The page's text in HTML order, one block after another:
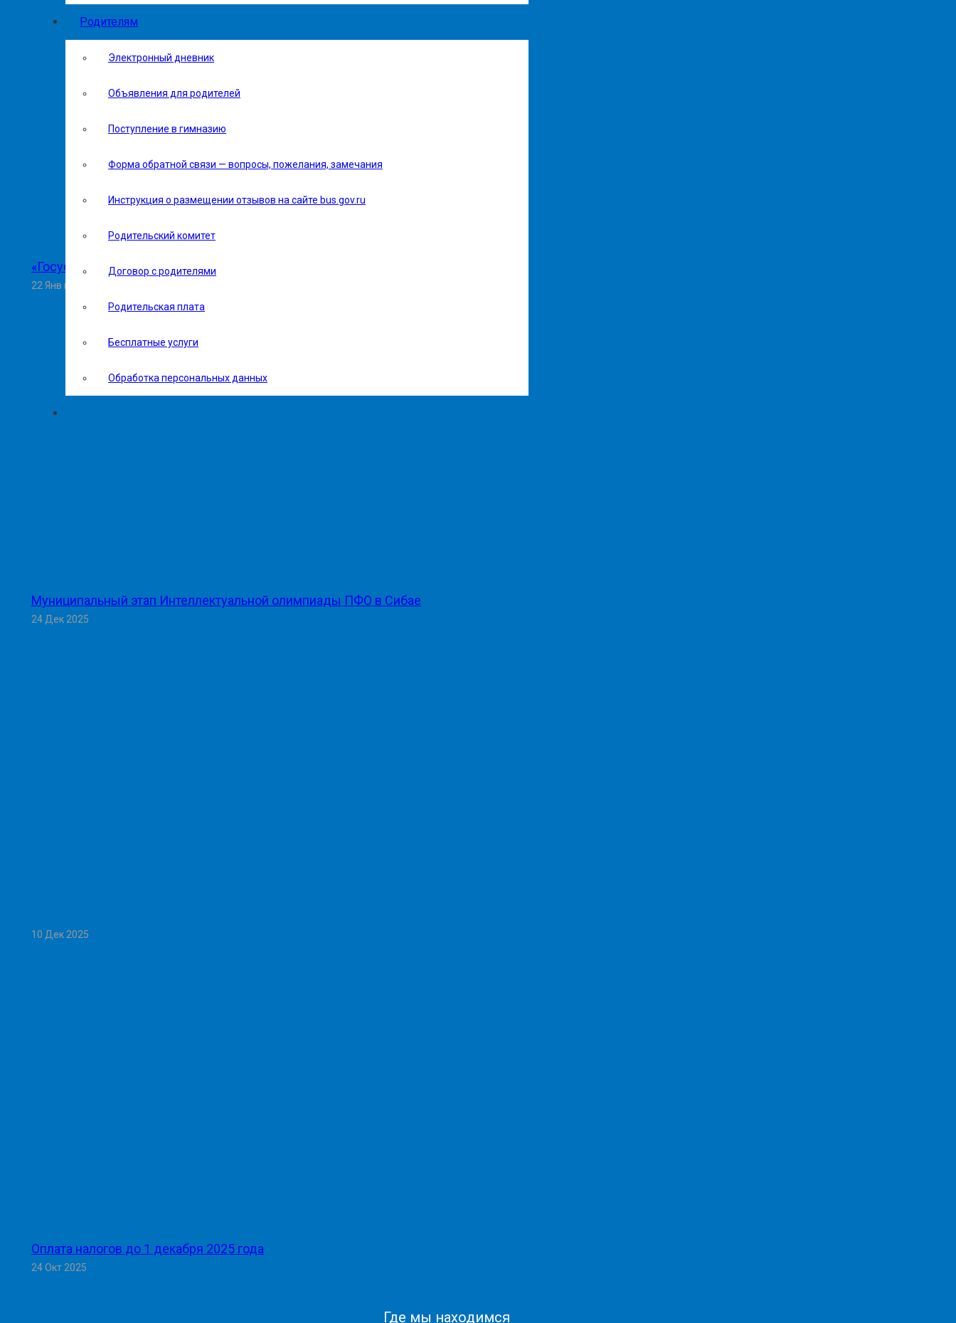
Родителям
Электронный дневник
Объявления для родителей
Поступление в гимназию
Форма обратной связи — вопросы, пожелания, замечания
Инструкция о размещении отзывов на сайте bus.gov.ru
Родительский комитет
Договор с родителями
Родительская плата
Бесплатные услуги
Обработка персональных данных
«Госуслуги Моя школа»
22 Янв в 08:55
Муниципальный этап Интеллектуальной олимпиады ПФО в Сибае
24 Дек 2025
10 Дек 2025
Оплата налогов до 1 декабря 2025 года
24 Окт 2025
Где мы находимся